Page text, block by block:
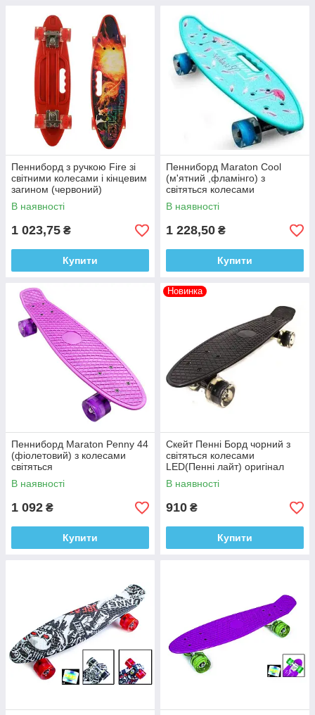
Пенниборд з ручкою Fire зі
світними колесами і кінцевим
загином (червоний)
В наявності
1 023,75 ₴
Купити
Пенниборд Maraton Cool
(м'ятний ,фламінго) з
світяться колесами
В наявності
1 228,50 ₴
Купити
Пенниборд Maraton Penny 44
(фіолетовий) з колесами
світяться
В наявності
1 092 ₴
Купити
Новинка
Скейт Пенні Борд чорний з
світяться колесами
LED(Пенні лайт) оригінал
В наявності
910 ₴
Купити